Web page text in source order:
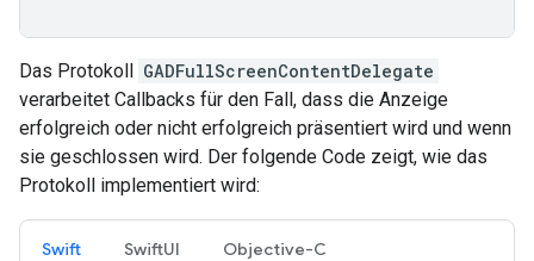
Das Protokoll GADFullScreenContentDelegate
verarbeitet Callbacks für den Fall, dass die Anzeige
erfolgreich oder nicht erfolgreich präsentiert wird und wenn
sie geschlossen wird. Der folgende Code zeigt, wie das
Protokoll implementiert wird:
Swift SwiftUI Objective-C